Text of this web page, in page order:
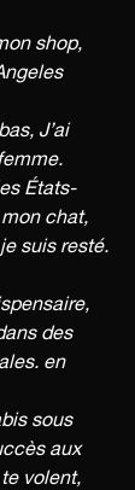
shop,
États-
chat,
suis resté.
des
en
sous
aux
volent,